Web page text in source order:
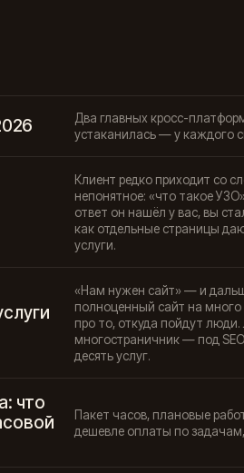
Два главных кросс-
устаканилась — у каждого
Клиент редко приходит со
непонятное: «что такое
ответ он нашёл у вас, вы
как отдельные страницы
услуги.
«Нам нужен сайт» — и
полноценный сайт на много
про то, откуда пойдут
многостраничник — под
десять услуг.
что
Пакет часов, плановые
дешевле оплаты по